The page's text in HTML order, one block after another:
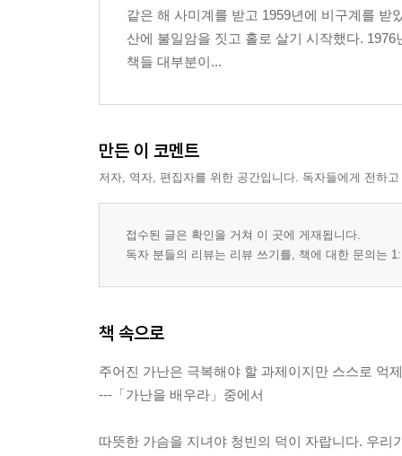
같은 해 사미계를 받고 1959년에 비구계를 받
산에 불일암을 짓고 홀로 살기 시작했다.
책들 대부분이...
만든 이 코멘트
저자, 역자, 편집자를 위한 공간입니다. 독자들에게 전하
접수된 글은 확인을 거쳐 이 곳에 게재됩니다.
독자 분들의 리뷰는 리뷰 쓰기를, 책에 대한 문의는
책 속으로
주어진 가난은 극복해야 할 과제이지만 스스로 억
---「가난을 배우라」중에서
따뜻한 가슴을 지녀야 청빈의 덕이 자랍니다. 우